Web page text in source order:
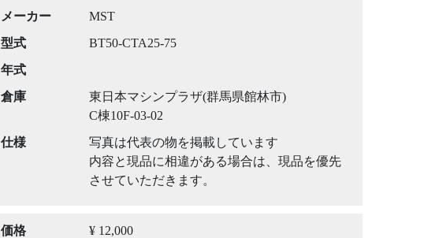
メーカー
MST
型式
BT50-CTA25-75
年式
倉庫
東日本マシンプラザ(群馬県館林市)
C棟10F-03-02
仕様
写真は代表の物を掲載しています
内容と現品に相違がある場合は、現品を優先
させていただきます。
価格 ¥ 12,000